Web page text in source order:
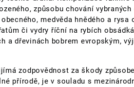
způsobu chování vybraných
medvěda hnědého a rysa
či vydry říční na rybích
a dřevinách bobrem evropským,
zodpovědnost za škody
přírodě, je v souladu s